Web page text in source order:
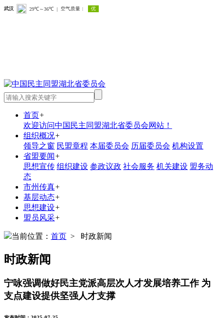
首页+
欢迎访问中国民主同盟湖北省委员会网站！
组织概况+
领导之窗 民盟章程 本届委员会 历届委员会 机构设置
省盟要闻+
思想宣传 组织建设 参政议政 社会服务 机关建设 盟务动
态
市州传真+
基层动态+
思想建设+
盟员风采+
当前位置： 首页 > 时政新闻
时政新闻
宁咏强调做好民主党派高层次人才发展培养工作 为
支点建设提供坚强人才支撑